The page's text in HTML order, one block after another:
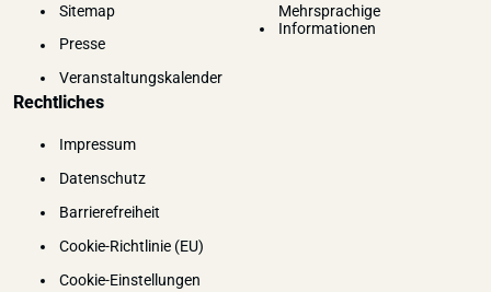
Sitemap
Presse
Veranstaltungskalender
Mehrsprachige
Informationen
Rechtliches
Impressum
Datenschutz
Barrierefreiheit
Cookie-Richtlinie (EU)
Cookie-Einstellungen